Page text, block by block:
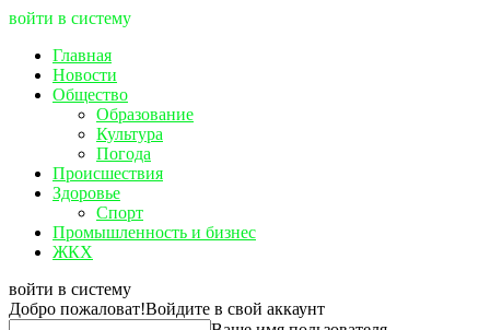
войти в систему
Главная
Новости
Общество
Образование
Культура
Погода
Происшествия
Здоровье
Спорт
Промышленность и бизнес
ЖКХ
войти в систему
Добро пожаловат!Войдите в свой аккаунт